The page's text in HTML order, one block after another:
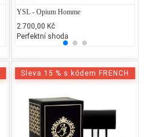
Calvin Klein – Shock For Her
1.500,00 Kč
25% běžných vonných tónů
YSL - Opium Homme
2.700,00 Kč
Perfektní shoda
Sleva 15 % s kódem FRENCH